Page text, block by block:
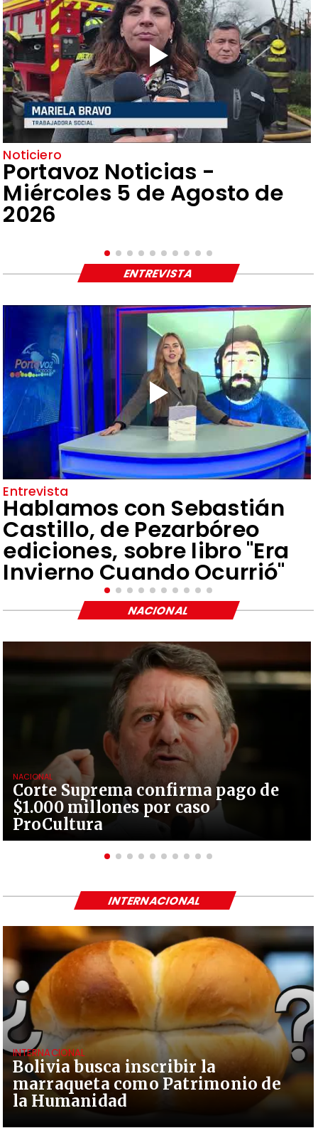
Noticiero
Portavoz Noticias -
Miércoles 5 de Agosto de
2026
Entrevista
Hablamos con Sebastián
Castillo, de Pezarbóreo
ediciones, sobre libro "Era
Invierno Cuando Ocurrió"
ENTREVISTA
Corte Suprema confirma pago de
$1.000 millones por caso
ProCultura
NACIONAL
NACIONAL
Bolivia busca inscribir la
marraqueta como Patrimonio de
la Humanidad
INTERNACIONAL
INTERNACIONAL